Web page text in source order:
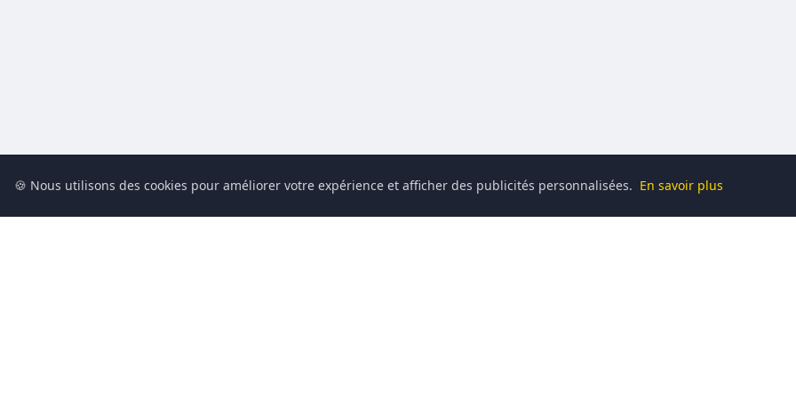
🍪 Nous utilisons des cookies pour améliorer votre expérience et afficher des publicités personnalisées. En savoir plus